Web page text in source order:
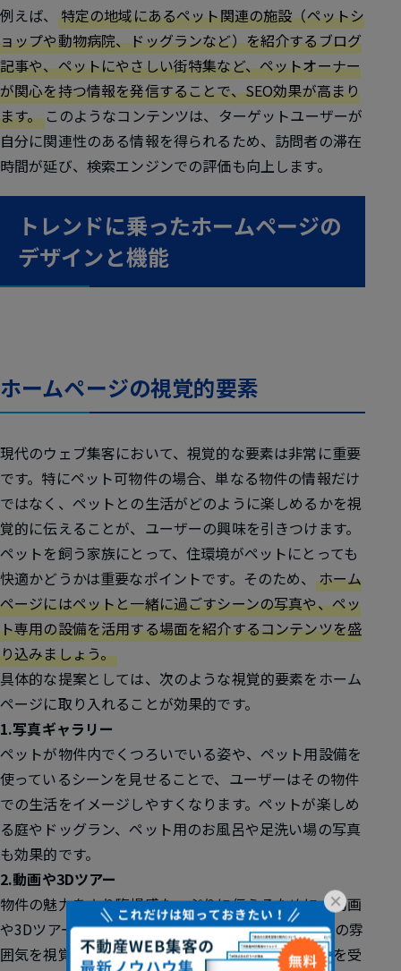
例えば、
特定の地域にあるペット関連の施設（ペットシ
ョップや動物病院、ドッグランなど）を紹介するブログ
記事や、ペットにやさしい街特集など、ペットオーナー
が関心を持つ情報を発信することで、SEO効果が高まり
ます。このようなコンテンツは、ターゲットユーザーが
自分に関連性のある情報を得られるため、訪問者の滞在
時間が延び、検索エンジンでの評価も向上します。
トレンドに乗ったホームページの
デザインと機能
ホームページの視覚的要素
現代のウェブ集客において、視覚的な要素は非常に重要
です。特にペット可物件の場合、単なる物件の情報だけ
ではなく、ペットとの生活がどのように楽しめるかを視
覚的に伝えることが、ユーザーの興味を引きつけます。
ペットを飼う家族にとって、住環境がペットにとっても
快適かどうかは重要なポイントです。そのため、
ホーム
ページにはペットと一緒に過ごすシーンの写真や、ペッ
ト専用の設備を活用する場面を紹介するコンテンツを盛
り込みましょう。
具体的な提案としては、次のような視覚的要素をホーム
ページに取り入れることが効果的です。
1.写真ギャラリー
ペットが物件内でくつろいでいる姿や、ペット用設備を
使っているシーンを見せることで、ユーザーはその物件
での生活をイメージしやすくなります。ペットが楽しめ
る庭やドッグラン、ペット用のお風呂や足洗い場の写真
も効果的です。
2.動画や3Dツアー
物件の魅力をより臨場感たっぷりに伝えるために、動画
や3Dツアーを活用しましょう。ユーザーは物件全体の雰
囲気を視覚的に把握できるため、よりリアルな印象を受
×